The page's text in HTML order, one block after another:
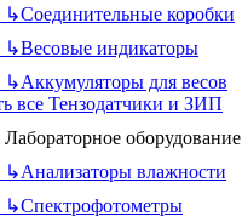
↳Соединительные коробки
↳Весовые индикаторы
↳Аккумуляторы для весов
все Тензодатчики и ЗИП
Лабораторное оборудование
↳Анализаторы влажности
↳Спектрофотометры